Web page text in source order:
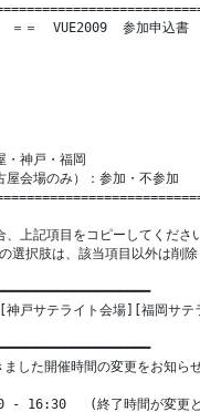
＝  VUE2009  参加申込書
・神戸・福岡
会場のみ）：参加・不参加
上記項目をコピーしてくださ
選択肢は、該当項目以外は削除
戸サテライト会場][福岡サテ
した開催時間の変更をお知ら
16:30   (終了時間が変更と